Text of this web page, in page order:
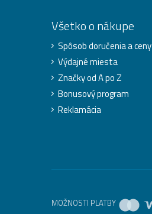
Všetko o nákupe
Spôsob doručenia a ceny
Výdajné miesta
Značky od A po Z
Bonusový program
Reklamácia
MOŽNOSTI PLATBY